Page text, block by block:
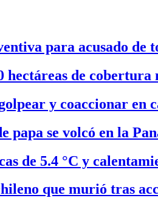
para acusado de
de cobertura
y coaccionar en
se volcó en la
de 5.4 °C y
que murió tras